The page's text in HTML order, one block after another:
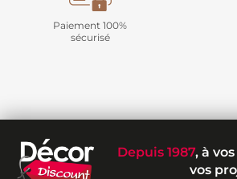
Paiement 100%
sécurisé
Depuis 1987, à
vos